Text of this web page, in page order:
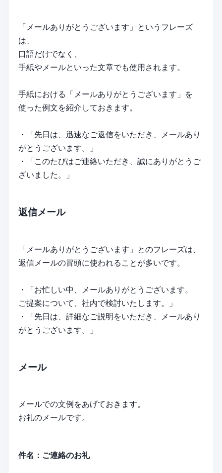
「メールありがとうございます」というフレーズ
は、
口語だけでなく、
手紙やメールといった文章でも使用されます。
手紙における「メールありがとうございます」を
使った例文を紹介しておきます。
・「先日は、迅速なご返信をいただき、メールあり
がとうございます。」
・「このたびはご連絡いただき、誠にありがとうご
ざいました。」
返信メール
「メールありがとうございます」とのフレーズは、
返信メールの冒頭に使われることが多いです。
・「お忙しい中、メールありがとうございます。
ご提案について、社内で検討いたします。」
・「先日は、詳細なご説明をいただき、メールあり
がとうございます。」
メール
メールでの文例をあげておきます。
お礼のメールです。
件名：ご連絡のお礼